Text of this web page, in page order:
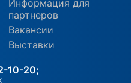
Информация для
партнеров
Вакансии
Выставки
10-20;